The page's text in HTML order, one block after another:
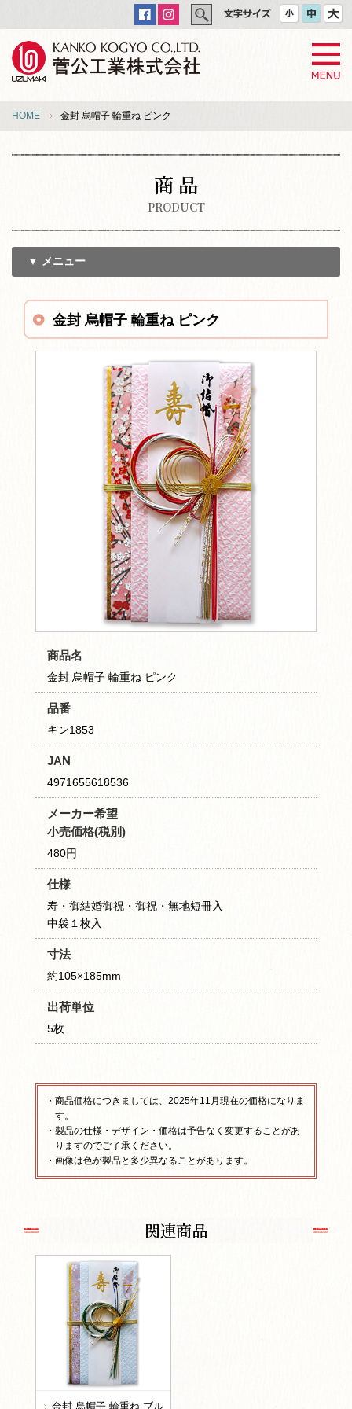
HOME 金封 烏帽子 輪重ね ピンク
商 品
PRODUCT
▼ メニュー
金封 烏帽子 輪重ね ピンク
商品名
金封 烏帽子 輪重ね ピンク
品番
キン1853
JAN
4971655618536
メーカー希望
小売価格(税別)
480円
仕様
寿・御結婚御祝・御祝・無地短冊入
中袋１枚入
寸法
約105×185mm
出荷単位
5枚
・商品価格につきましては、2025年11月現在の価格になりま
す。
・製品の仕様・デザイン・価格は予告なく変更することがあ
りますのでご了承ください。
・画像は色が製品と多少異なることがあります。
関連商品
金封 烏帽子 輪重ね ブル